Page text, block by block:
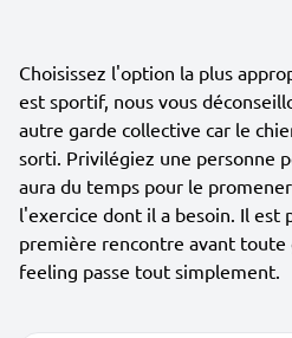
Choisissez l'option la plus
est sportif, nous vous
autre garde collective car le
sorti. Privilégiez une personne
aura du temps pour le
l'exercice dont il a besoin. Il est
première rencontre avant toute
feeling passe tout simplement.